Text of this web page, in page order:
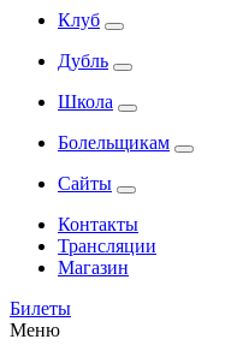
Клуб
Дубль
Школа
Болельщикам
Сайты
Контакты
Трансляции
Магазин
Билеты
Меню